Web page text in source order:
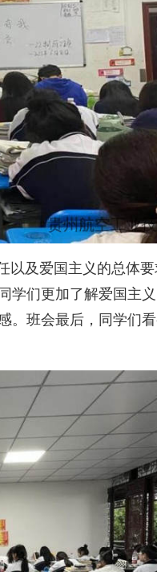
以及爱国主义的总体
学们更加了解爱国主
。班会最后，同学们